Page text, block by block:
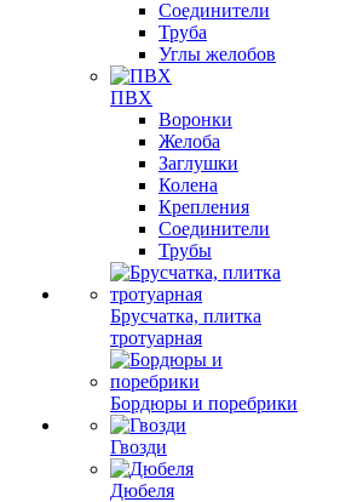
Соединители
Труба
Углы желобов
ПВХ
Воронки
Желоба
Заглушки
Колена
Крепления
Соединители
Трубы
Брусчатка, плитка
тротуарная
Бордюры и поребрики
Гвозди
Дюбеля